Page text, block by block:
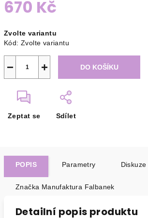
670 Kč
cena:
Zvolte variantu
Kód: Zvolte variantu
+
− DO KOŠÍKU
Zeptat se Sdílet
POPIS Parametry Diskuze
Značka Manufaktura Falbanek
Detailní popis produktu